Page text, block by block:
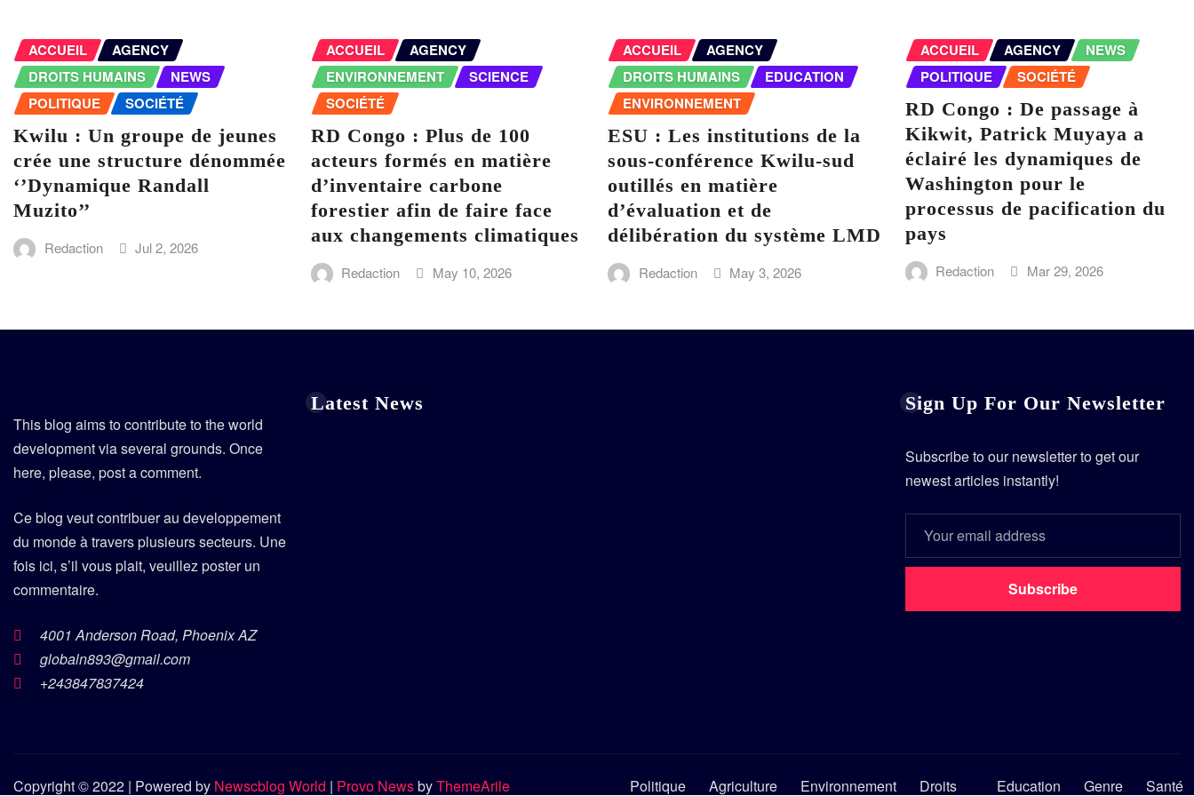
ACCUEIL
AGENCY
DROITS HUMAINS
NEWS
POLITIQUE
SOCIÉTÉ
Kwilu : Un groupe de jeunes
crée une structure dénommée
‘’Dynamique Randall
Muzito’’
Redaction Jul 2, 2026
ACCUEIL
AGENCY
ENVIRONNEMENT
SCIENCE
SOCIÉTÉ
RD Congo : Plus de 100
acteurs formés en matière
d’inventaire carbone
forestier afin de faire face
aux changements climatiques
Redaction May 10, 2026
ACCUEIL
AGENCY
DROITS HUMAINS
EDUCATION
ENVIRONNEMENT
ESU : Les institutions de la
sous-conférence Kwilu-sud
outillés en matière
d’évaluation et de
délibération du système LMD
Redaction May 3, 2026
ACCUEIL AGENCY
NEWS
POLITIQUE
SOCIÉTÉ
RD Congo : De passage à
Kikwit, Patrick Muyaya a
éclairé les dynamiques de
Washington pour le
processus de pacification du
pays
Redaction Mar 29, 2026
This blog aims to contribute to the world
development via several grounds. Once
here, please, post a comment.
Ce blog veut contribuer au developpement
du monde à travers plusieurs secteurs. Une
fois ici, s’il vous plait, veuillez poster un
commentaire.
4001 Anderson Road, Phoenix AZ
globaln893@gmail.com
+243847837424
Latest News Sign Up For Our Newsletter
Subscribe to our newsletter to get our
newest articles instantly!
Subscribe
Copyright © 2022 | Powered by Newscblog World | Provo NewsbyThemeArile Politique Agriculture Environnement Droits Education Genre Santé